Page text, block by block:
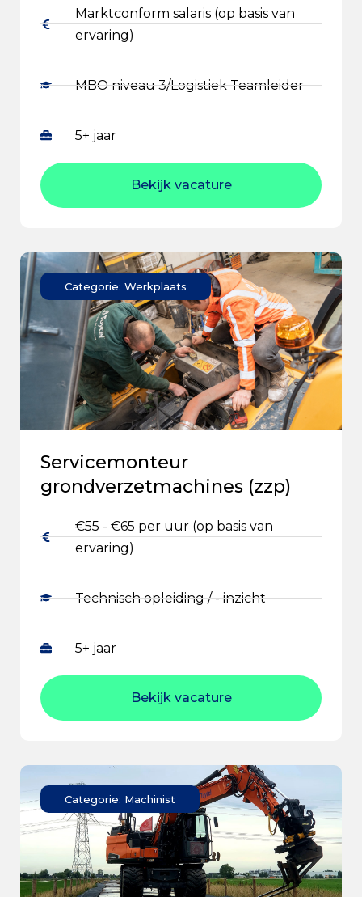
Marktconform salaris (op basis van
ervaring)
MBO niveau 3/Logistiek Teamleider
5+ jaar
Bekijk vacature
Categorie: Werkplaats
Servicemonteur
grondverzetmachines (zzp)
€55 - €65 per uur (op basis van
ervaring)
Technisch opleiding / - inzicht
5+ jaar
Bekijk vacature
Categorie: Machinist